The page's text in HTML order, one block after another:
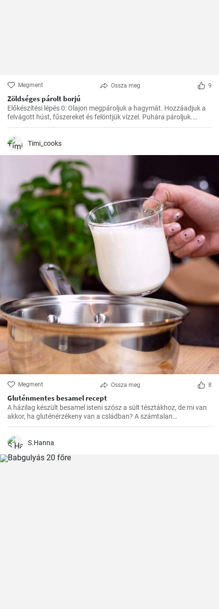
Megment Ossza meg 9
Zöldséges párolt borjú
Előkészítési lépés 0: Olajon megpároljuk a hagymát. Hozzáadjuk a
felvágott húst, fűszereket és felöntjük vízzel. Puhára pároljuk.
Ezután hozzáadjuk a zöldséget, a paradicsompürét és főzzük, amíg
felmelegedni.
Timi_cooks
Megment Ossza meg 8
Gluténmentes besamel recept
A házilag készült besamel isteni szósz a sült tésztákhoz, de mi van
akkor, ha gluténérzékeny van a csládban? A számtalan
gluténmentes változat közül nekem eddig ez vált be a legjobban,
képest.S.Hanna